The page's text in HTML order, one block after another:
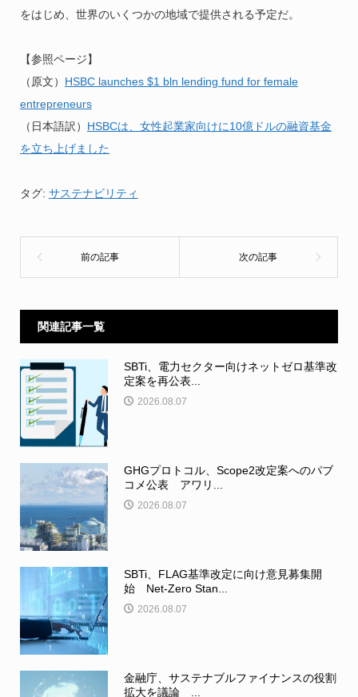
をはじめ、世界のいくつかの地域で提供される予定だ。
【参照ページ】
（原文） HSBC launches $1 bln lending fund for female
entrepreneurs
（日本語訳） HSBCは、女性起業家向けに10億ドルの融資基金
を立ち上げました
タグ: サステナビリティ
関連記事一覧
SBTi、電力セクター向けネットゼロ基準改
定案を再公表...
2026.08.07
GHGプロトコル、Scope2改定案へのパブ
コメ公表 アワリ...
2026.08.07
SBTi、FLAG基準改定に向け意見募集開
始 Net-Zero Stan...
2026.08.07
金融庁、サステナブルファイナンスの役割
拡大を議論 ...